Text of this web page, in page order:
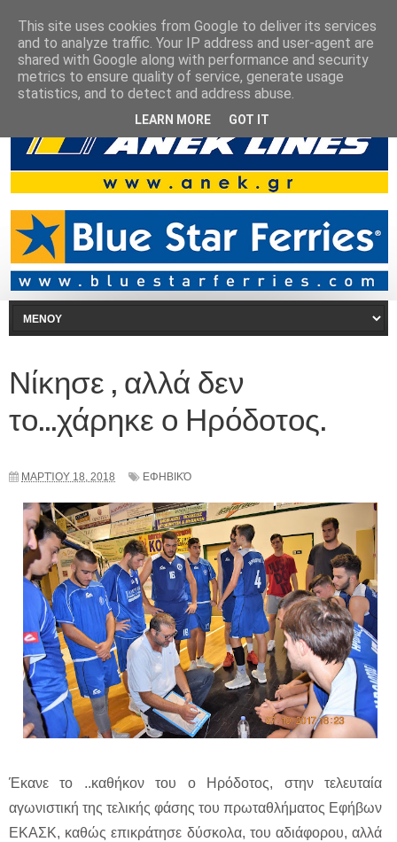
Νίκησε , αλλά δεν
το...χάρηκε ο Ηρόδοτος.
ΜΑΡΤΊΟΥ 18, 2018 ΕΦΗΒΙΚΌ
Έκανε το ..καθήκον του ο Ηρόδοτος, στην τελευταία
αγωνιστική της τελικής φάσης του πρωταθλήματος Εφήβων
ΕΚΑΣΚ, καθώς επικράτησε δύσκολα, του αδιάφορου, αλλά
This site uses cookies from Google to deliver its services
and to analyze traffic. Your IP address and user-agent are
shared with Google along with performance and security
metrics to ensure quality of service, generate usage
statistics, and to detect and address abuse.
LEARN MORE GOT IT